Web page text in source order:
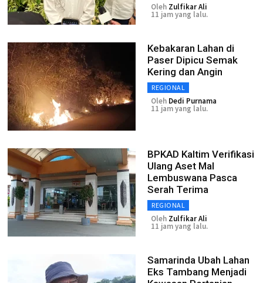
Oleh Zulfikar Ali
11 jam yang lalu.
Kebakaran Lahan di
Paser Dipicu Semak
Kering dan Angin
REGIONAL
Oleh Dedi Purnama
11 jam yang lalu.
BPKAD Kaltim Verifikasi
Ulang Aset Mal
Lembuswana Pasca
Serah Terima
REGIONAL
Oleh Zulfikar Ali
11 jam yang lalu.
Samarinda Ubah Lahan
Eks Tambang Menjadi